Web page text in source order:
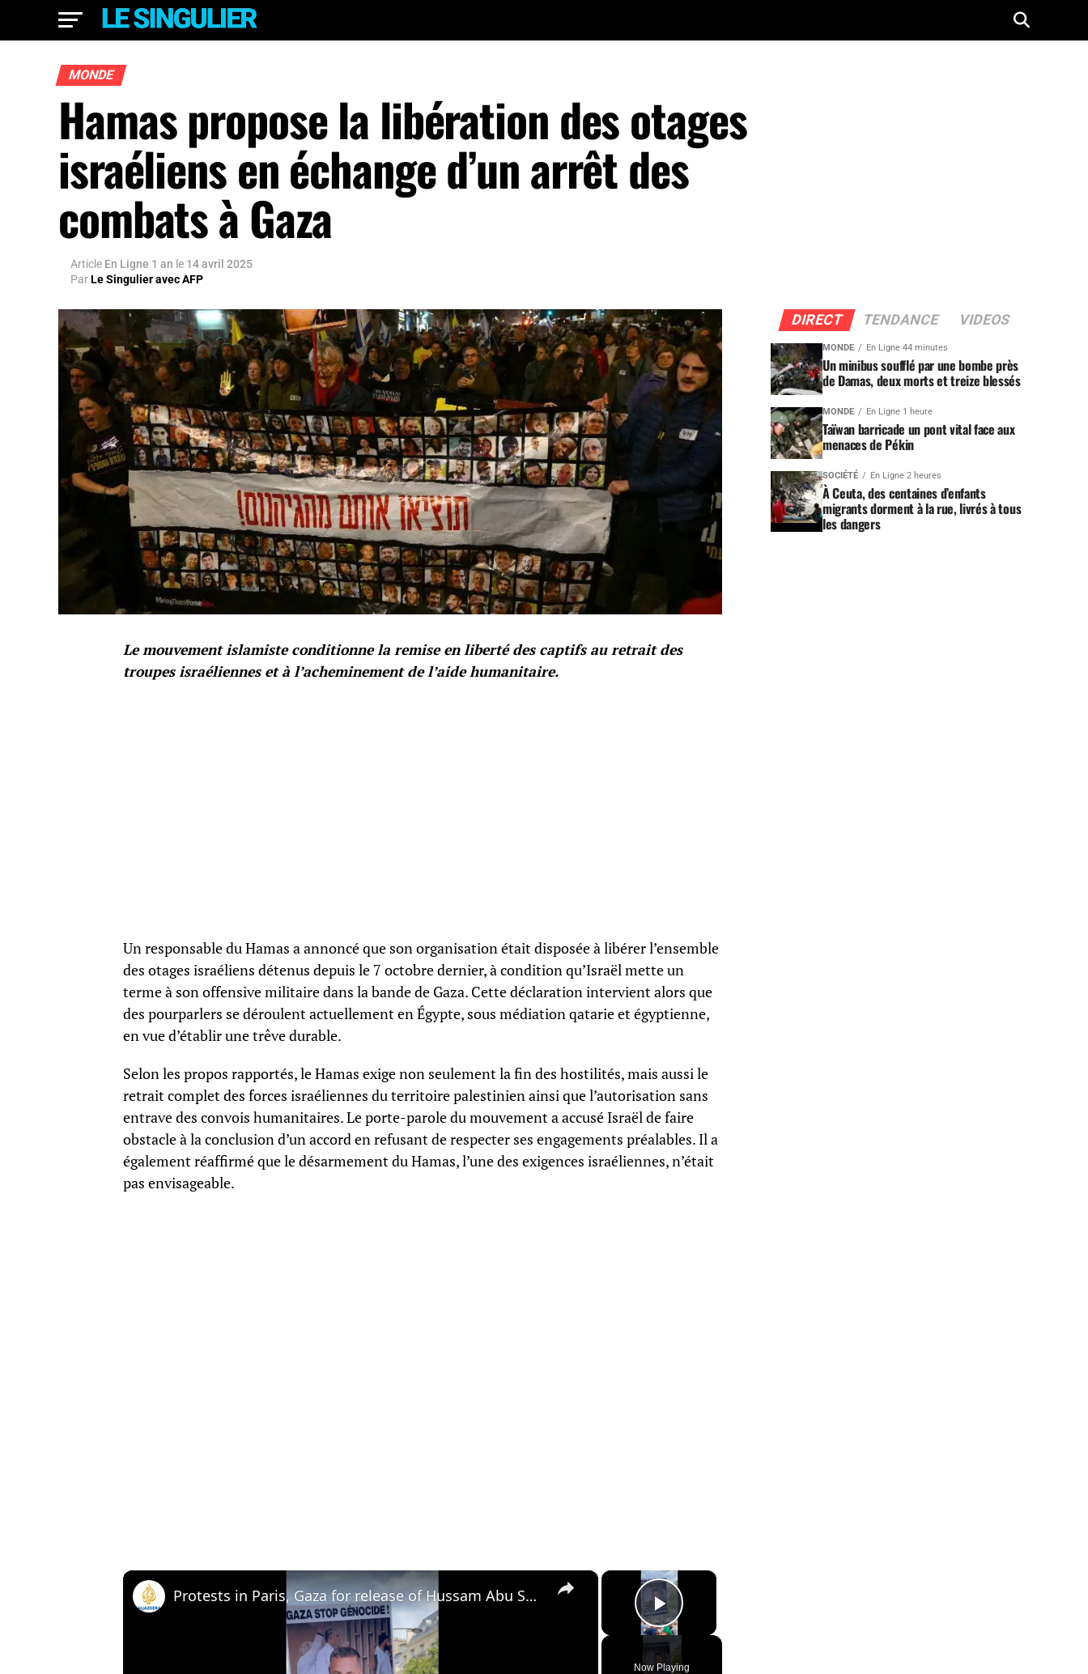
MONDE
Hamas propose la libération des otages
israéliens en échange d’un arrêt des
combats à Gaza
Article En Ligne 1 an le 14 avril 2025
ParLe Singulier avec AFP
Le mouvement islamiste conditionne la remise en liberté des captifs au retrait des
troupes israéliennes et à l’acheminement de l’aide humanitaire.
Un responsable du Hamas a annoncé que son organisation était disposée à libérer l’ensemble
des otages israéliens détenus depuis le 7 octobre dernier, à condition qu’Israël mette un
terme à son offensive militaire dans la bande de Gaza. Cette déclaration intervient alors que
des pourparlers se déroulent actuellement en Égypte, sous médiation qatarie et égyptienne,
en vue d’établir une trêve durable.
Selon les propos rapportés, le Hamas exige non seulement la fin des hostilités, mais aussi le
retrait complet des forces israéliennes du territoire palestinien ainsi que l’autorisation sans
entrave des convois humanitaires. Le porte-parole du mouvement a accusé Israël de faire
obstacle à la conclusion d’un accord en refusant de respecter ses engagements préalables. Il a
également réaffirmé que le désarmement du Hamas, l’une des exigences israéliennes, n’était
pas envisageable.
×
Play Video
Now Playing
×
Protests in Paris, Gaza for release of Hussam Abu Safia
DIRECT TENDANCE VIDEOS
MONDE En Ligne 44 minutes
Un minibus soufflé par une bombe près
de Damas, deux morts et treize blessés
MONDE En Ligne 1 heure
Taïwan barricade un pont vital face aux
menaces de Pékin
SOCIÉTÉ En Ligne 2 heures
À Ceuta, des centaines d’enfants
migrants dorment à la rue, livrés à tous
les dangers